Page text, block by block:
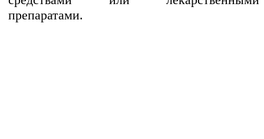
препаратами.